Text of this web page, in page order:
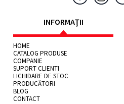
INFORMAȚII
HOME
CATALOG PRODUSE
COMPANIE
SUPORT CLIENTI
LICHIDARE DE STOC
PRODUCĂTORI
BLOG
CONTACT